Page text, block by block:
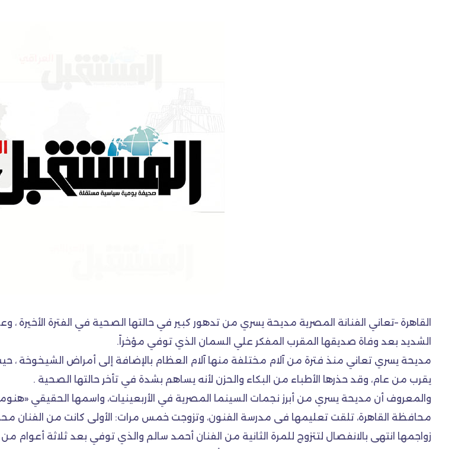
القاهرة –تعاني الفنانة المصرية مديحة يسري من تدهور كبير في حالتها الصحية في الفترة
الشديد بعد وفاة صديقها المقرب المفكر علي السمان الذي توفي مؤخراً.
يقرب من عام، وقد حذرها الأطباء من البكاء والحزن لأنه يساهم بشدة في تأخر حالتها الصحية .
محافظة القاهرة، تلقت تعليمها فى مدرسة الفنون، وتزوجت خمس مرات: الأولى كانت من الفنان
زواجمها انتهى بالانفصال لتتزوج للمرة الثانية من الفنان أحمد سالم والذي توفي بعد ثلاثة